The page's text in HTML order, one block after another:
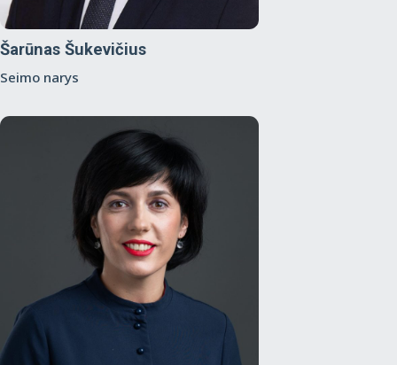
Šarūnas Šukevičius
Seimo narys